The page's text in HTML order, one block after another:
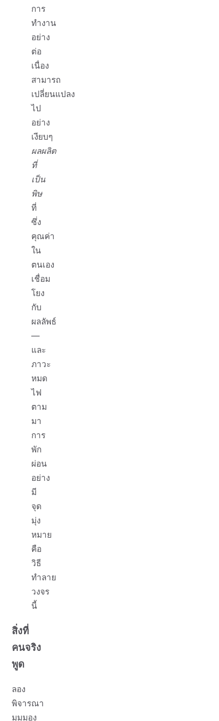
การ
ทำงาน
อย่าง
ต่อ
เนื่อง
สามารถ
เปลี่ยนแปลง
ไป
อย่าง
เงียบๆ
ผลผลิต
ที่
เป็น
พิษ
ที่
ซึ่ง
คุณค่า
ใน
ตนเอง
เชื่อม
โยง
กับ
ผลลัพธ์
—
และ
ภาวะ
หมด
ไฟ
ตาม
มา
การ
พัก
ผ่อน
อย่าง
มี
จุด
มุ่ง
หมาย
คือ
วิธี
ทำลาย
วงจร
นี้
สิ่งที่
คนจริง
พูด
ลอง
พิจารณา
มุมมอง